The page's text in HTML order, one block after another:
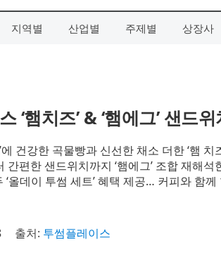
지역별 산업별 주제별 상장사
‘햄치즈’ & ‘햄에그’ 샌드
에 건강한 곡물빵과 신선한 채소 더한 ‘햄 치
간편한 샌드위치까지 ‘햄에그’ 조합 재해
‘올데이 투썸 세트’ 혜택 제공… 커피와 함
출처: 투썸플레이스